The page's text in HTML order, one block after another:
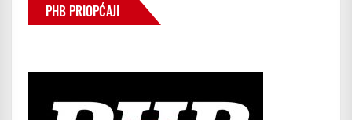
PHB PRIOPĆAJI